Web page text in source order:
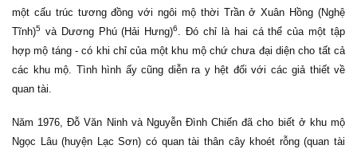
một cấu trúc tương đồng với ngôi mộ thời Trần ở Xuân Hồng (Nghệ
Tĩnh)5 và Dương Phú (Hải Hưng)6
. Đó chỉ là hai cá thể của một tập
hợp mộ táng - có khi chỉ của một khu mộ chứ chưa đại diện cho tất cả
các khu mộ. Tình hình ấy cũng diễn ra y hệt đối với các giả thiết về
quan tài.
Năm 1976, Đỗ Văn Ninh và Nguyễn Đình Chiến đã cho biết ở khu mộ
Ngọc Lâu (huyện Lạc Sơn) có quan tài thân cây khoét rỗng (quan tài